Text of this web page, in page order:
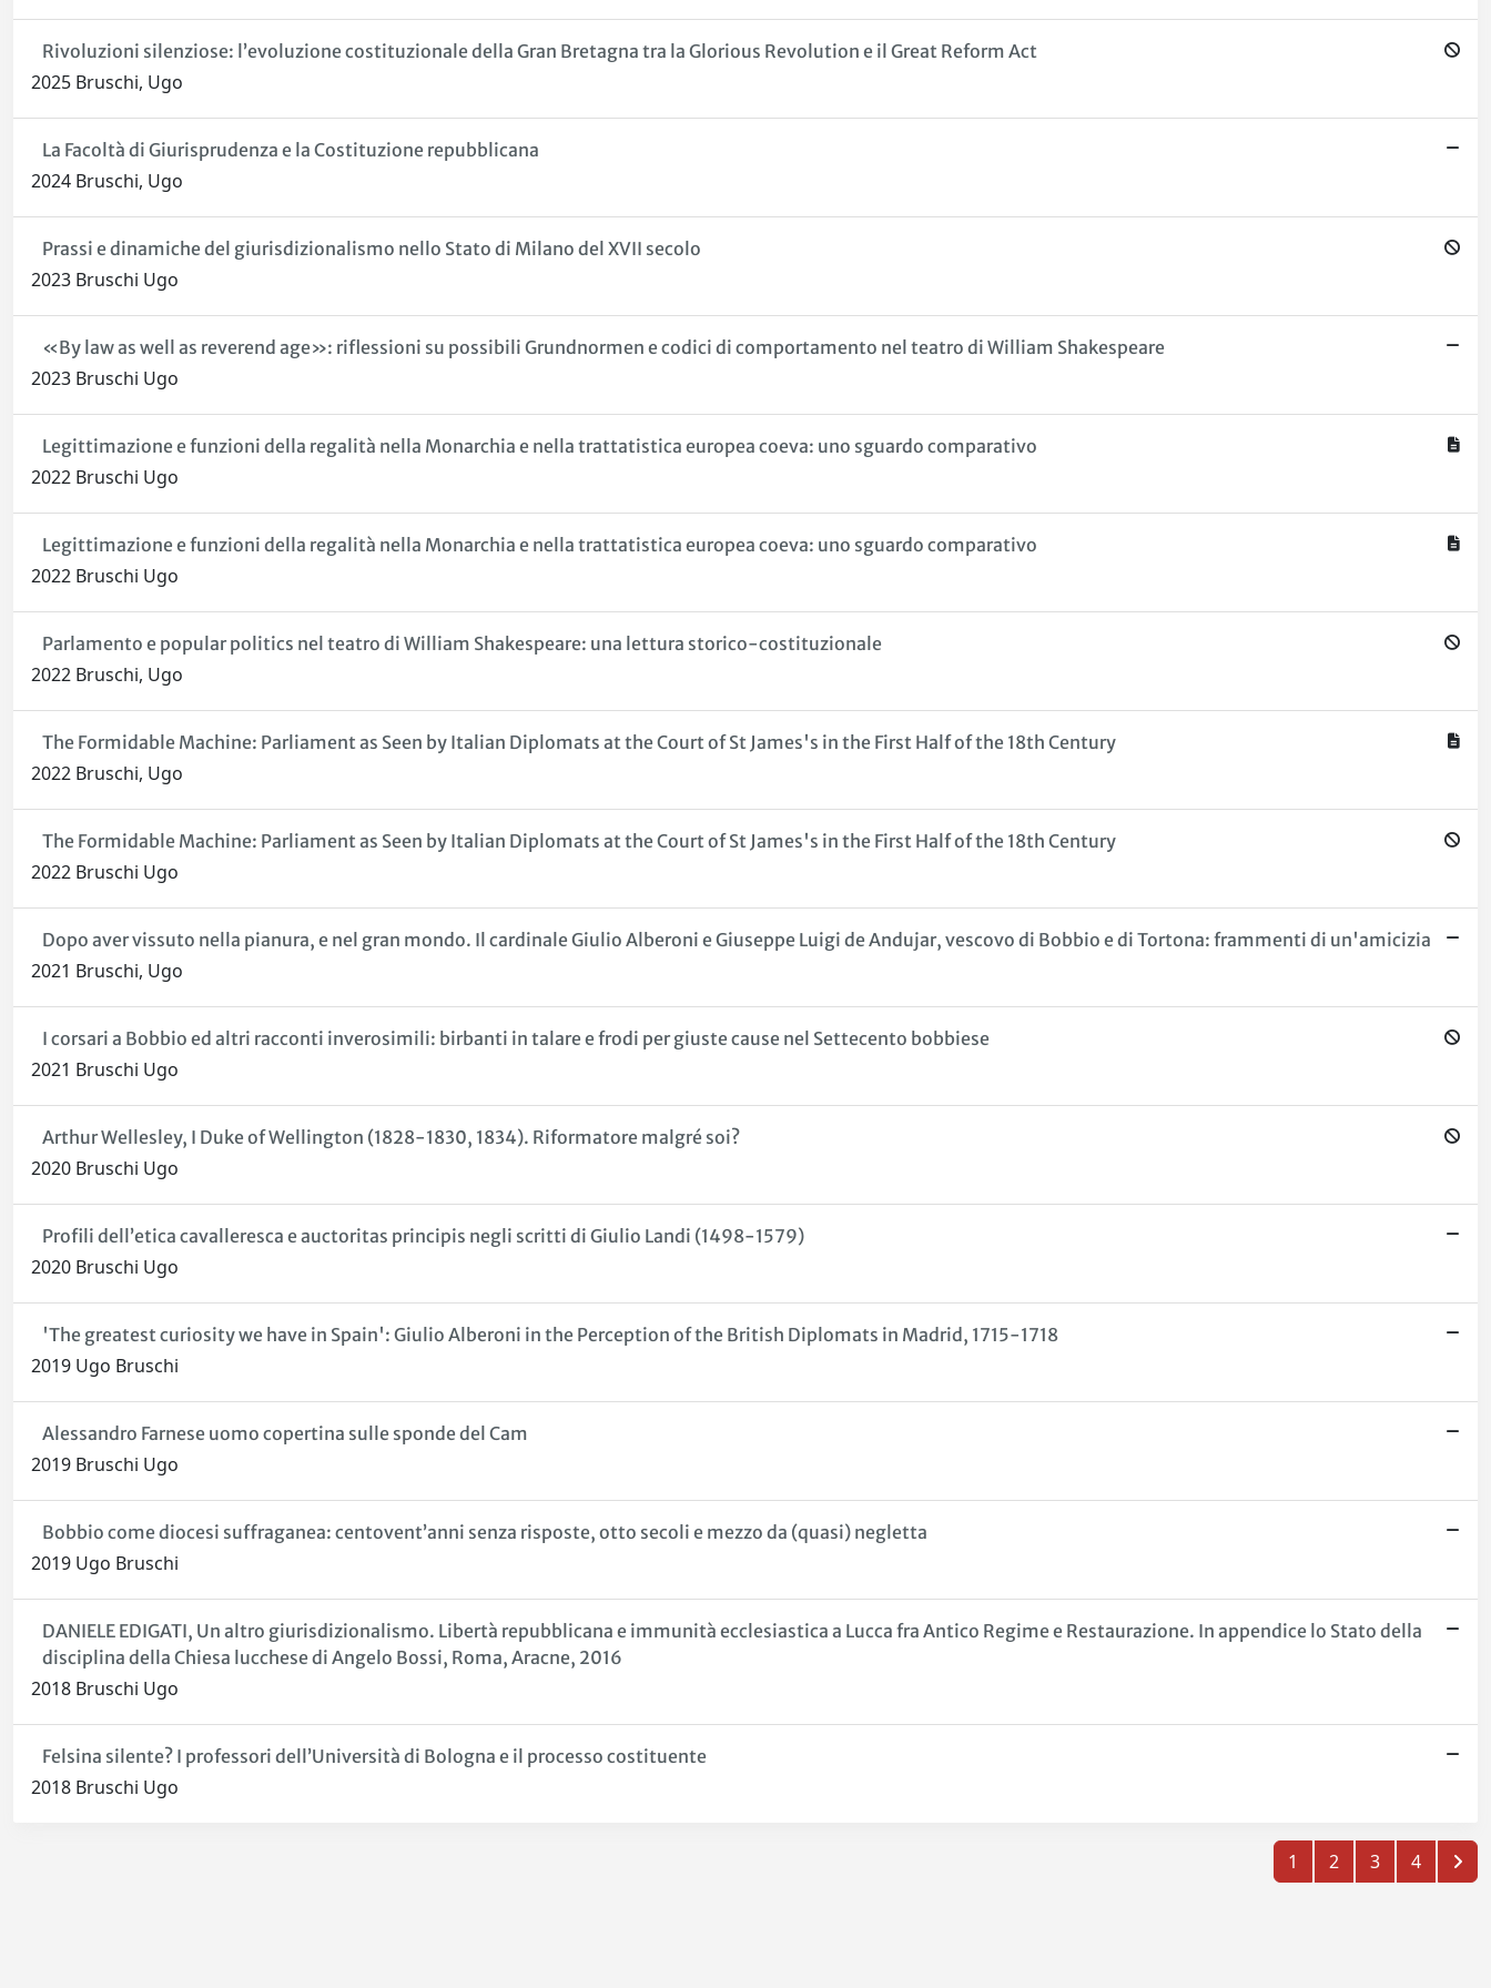
Rivoluzioni silenziose: l’evoluzione costituzionale della Gran Bretagna tra la Glorious Revolution e il Great Reform Act
2025 Bruschi, Ugo
La Facoltà di Giurisprudenza e la Costituzione repubblicana
2024 Bruschi, Ugo
Prassi e dinamiche del giurisdizionalismo nello Stato di Milano del XVII secolo
2023 Bruschi Ugo
«By law as well as reverend age»: riflessioni su possibili Grundnormen e codici di comportamento nel teatro di William Shakespeare
2023 Bruschi Ugo
Legittimazione e funzioni della regalità nella Monarchia e nella trattatistica europea coeva: uno sguardo comparativo
2022 Bruschi Ugo
Legittimazione e funzioni della regalità nella Monarchia e nella trattatistica europea coeva: uno sguardo comparativo
2022 Bruschi Ugo
Parlamento e popular politics nel teatro di William Shakespeare: una lettura storico-costituzionale
2022 Bruschi, Ugo
The Formidable Machine: Parliament as Seen by Italian Diplomats at the Court of St James's in the First Half of the 18th Century
2022 Bruschi, Ugo
The Formidable Machine: Parliament as Seen by Italian Diplomats at the Court of St James's in the First Half of the 18th Century
2022 Bruschi Ugo
Dopo aver vissuto nella pianura, e nel gran mondo. Il cardinale Giulio Alberoni e Giuseppe Luigi de Andujar, vescovo di Bobbio e di Tortona: frammenti di un'amicizia
2021 Bruschi, Ugo
I corsari a Bobbio ed altri racconti inverosimili: birbanti in talare e frodi per giuste cause nel Settecento bobbiese
2021 Bruschi Ugo
Arthur Wellesley, I Duke of Wellington (1828-1830, 1834). Riformatore malgré soi?
2020 Bruschi Ugo
Profili dell’etica cavalleresca e auctoritas principis negli scritti di Giulio Landi (1498-1579)
2020 Bruschi Ugo
'The greatest curiosity we have in Spain': Giulio Alberoni in the Perception of the British Diplomats in Madrid, 1715-1718
2019 Ugo Bruschi
Alessandro Farnese uomo copertina sulle sponde del Cam
2019 Bruschi Ugo
Bobbio come diocesi suffraganea: centovent’anni senza risposte, otto secoli e mezzo da (quasi) negletta
2019 Ugo Bruschi
DANIELE EDIGATI, Un altro giurisdizionalismo. Libertà repubblicana e immunità ecclesiastica a Lucca fra Antico Regime e Restaurazione. In appendice lo Stato della
disciplina della Chiesa lucchese di Angelo Bossi, Roma, Aracne, 2016
2018 Bruschi Ugo
Felsina silente? I professori dell’Università di Bologna e il processo costituente
2018 Bruschi Ugo
1 2 3 4